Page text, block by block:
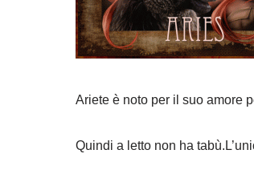
Ariete è noto per il suo amore
Quindi a letto non ha